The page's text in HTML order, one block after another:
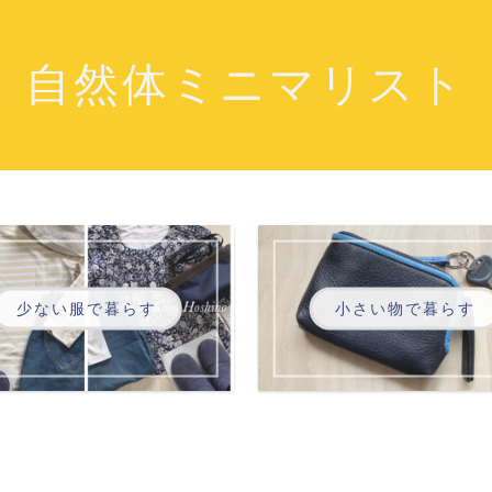
自然体ミニマリスト
少ない服で暮らす 小さい物で暮らす